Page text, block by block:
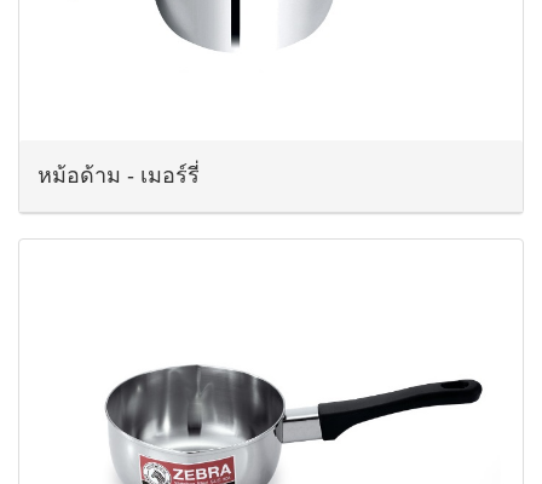
หม้อด้าม - เมอร์รี่